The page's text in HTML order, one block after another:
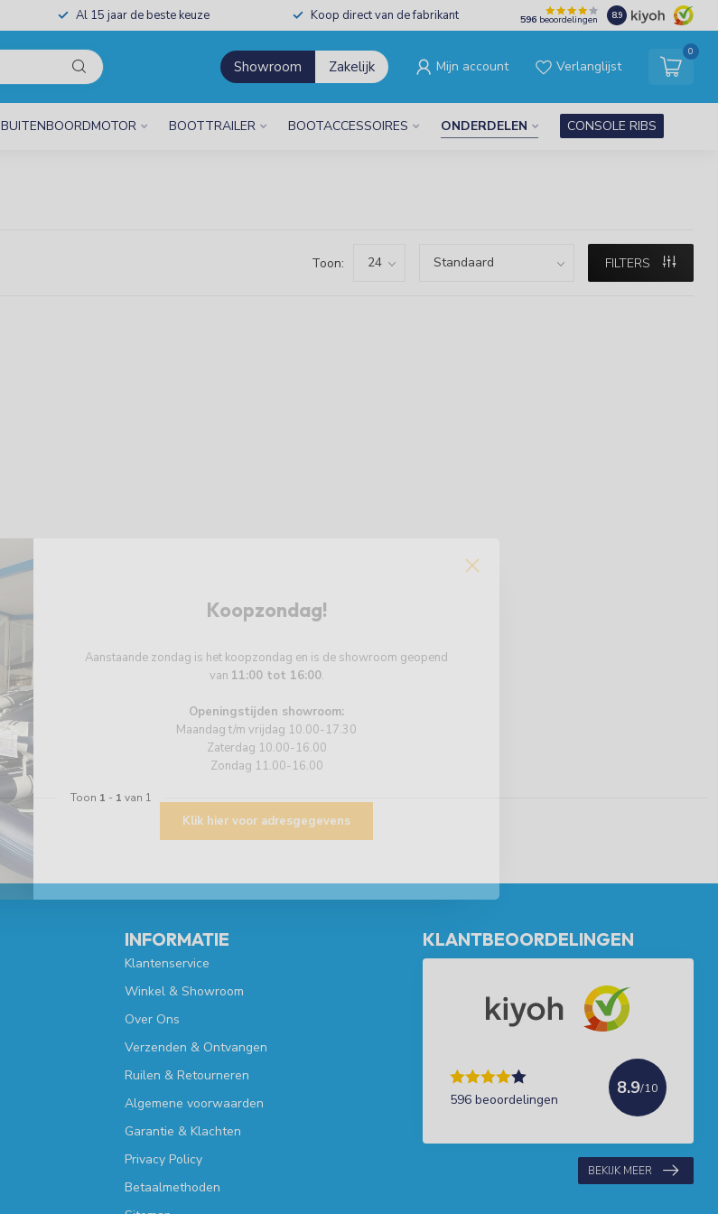
Al 15 jaar de beste keuze Koop direct van de fabrikant 596 beoordelingen 8.9
Showroom Zakelijk Mijn account Verlanglijst
0
BUITENBOORDMOTOR BOOTTRAILER BOOTACCESSOIRES ONDERDELEN CONSOLE RIBS
Toon: FILTERS
Toon 1 - 1 van 1
INFORMATIE
Klantenservice
Winkel & Showroom
Over Ons
Verzenden & Ontvangen
Ruilen & Retourneren
Algemene voorwaarden
Garantie & Klachten
Privacy Policy
Betaalmethoden
KLANTBEOORDELINGEN
596 beoordelingen
8.9/10
BEKIJK MEER
Koopzondag!
Aanstaande zondag is het koopzondag en is de showroom geopend
van 11:00 tot 16:00.
Openingstijden showroom:
Maandag t/m vrijdag 10.00-17.30
Zaterdag 10.00-16.00
Zondag 11.00-16.00
Klik hier voor adresgegevens